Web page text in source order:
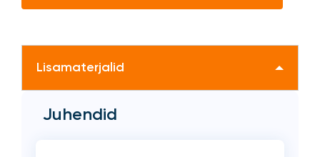
Lisamaterjalid
Juhendid